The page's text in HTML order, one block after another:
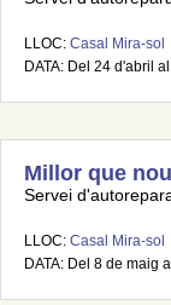
LLOC: Casal Mira-sol
DATA: Del 24 d'abril
Millor que
Servei
LLOC: Casal Mira-sol
DATA: Del 8 de maig